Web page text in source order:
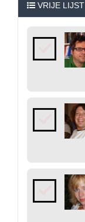
VRIJE LIJST